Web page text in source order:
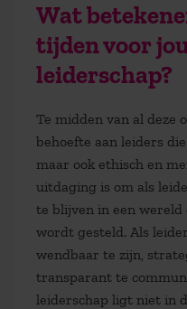
Wat
tijden voor
leiderschap?
Te midden van al deze
behoefte aan leiders
maar ook ethisch en
uitdaging is om als
te blijven in een wereld
wordt gesteld. Als
wendbaar te zijn,
transparant te
leiderschap ligt niet in